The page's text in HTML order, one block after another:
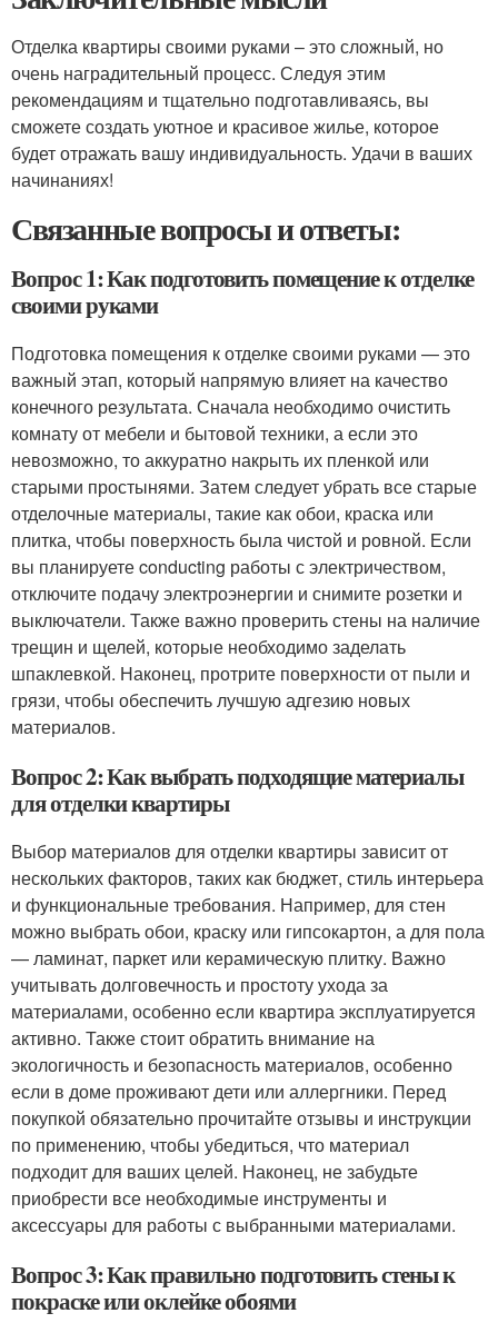
Отделка квартиры своими руками – это сложный, но
очень наградительный процесс. Следуя этим
рекомендациям и тщательно подготавливаясь, вы
сможете создать уютное и красивое жилье, которое
будет отражать вашу индивидуальность. Удачи в ваших
начинаниях!
Связанные вопросы и ответы:
Вопрос 1: Как подготовить помещение к отделке
своими руками
Подготовка помещения к отделке своими руками — это
важный этап, который напрямую влияет на качество
конечного результата. Сначала необходимо очистить
комнату от мебели и бытовой техники, а если это
невозможно, то аккуратно накрыть их пленкой или
старыми простынями. Затем следует убрать все старые
отделочные материалы, такие как обои, краска или
плитка, чтобы поверхность была чистой и ровной. Если
вы планируете conducting работы с электричеством,
отключите подачу электроэнергии и снимите розетки и
выключатели. Также важно проверить стены на наличие
трещин и щелей, которые необходимо заделать
шпаклевкой. Наконец, протрите поверхности от пыли и
грязи, чтобы обеспечить лучшую адгезию новых
материалов.
Вопрос 2: Как выбрать подходящие материалы
для отделки квартиры
Выбор материалов для отделки квартиры зависит от
нескольких факторов, таких как бюджет, стиль интерьера
и функциональные требования. Например, для стен
можно выбрать обои, краску или гипсокартон, а для пола
— ламинат, паркет или керамическую плитку. Важно
учитывать долговечность и простоту ухода за
материалами, особенно если квартира эксплуатируется
активно. Также стоит обратить внимание на
экологичность и безопасность материалов, особенно
если в доме проживают дети или аллергники. Перед
покупкой обязательно прочитайте отзывы и инструкции
по применению, чтобы убедиться, что материал
подходит для ваших целей. Наконец, не забудьте
приобрести все необходимые инструменты и
аксессуары для работы с выбранными материалами.
Вопрос 3: Как правильно подготовить стены к
покраске или оклейке обоями